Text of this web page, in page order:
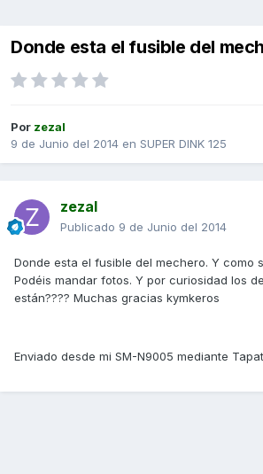
Donde esta el fusible del
Por zezal
9 de Junio del 2014 en SUPER DINK 125
zezal
Publicado 9 de Junio del 2014
Donde esta el fusible del mechero. Y como
Podéis mandar fotos. Y por curiosidad los
están???? Muchas gracias kymkeros
Enviado desde mi SM-N9005 mediante